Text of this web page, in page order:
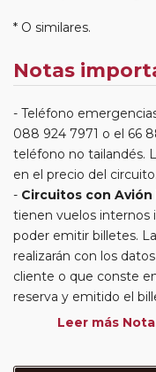
* O similares.
Notas
Teléfono
088 924 7971 o el 66
teléfono no tailandés.
en el precio del
Circuitos con
tienen vuelos internos
poder emitir billetes.
realizarán con los
cliente o que conste
reserva y emitido el
o un nombre
Leer más